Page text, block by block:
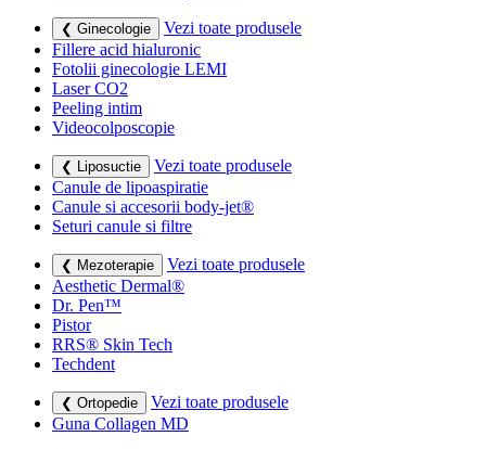
❮ Ginecologie
Vezi toate produsele
Fillere acid hialuronic
Fotolii ginecologie LEMI
Laser CO2
Peeling intim
Videocolposcopie
❮ Liposuctie
Vezi toate produsele
Canule de lipoaspiratie
Canule si accesorii body-jet®
Seturi canule si filtre
❮ Mezoterapie
Vezi toate produsele
Aesthetic Dermal®
Dr. Pen™
Pistor
RRS® Skin Tech
Techdent
❮ Ortopedie
Vezi toate produsele
Guna Collagen MD